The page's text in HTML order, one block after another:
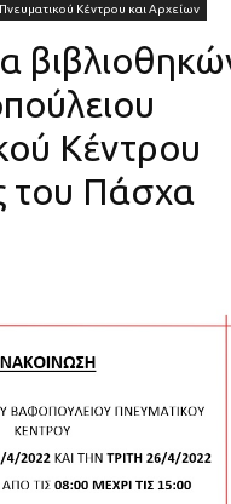
Κέντρου και Αρχείων
Κέντρου
του Πάσχα